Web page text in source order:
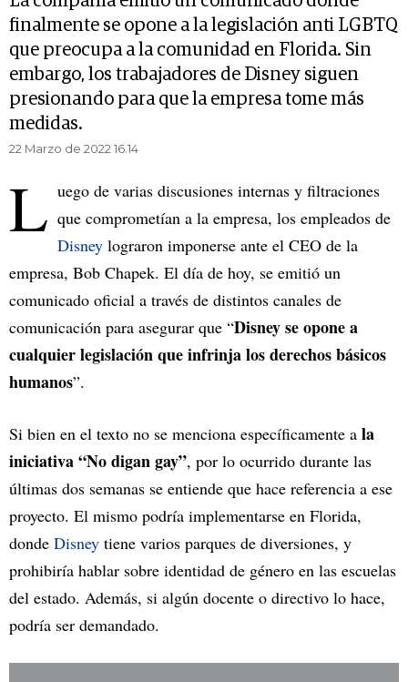
finalmente se opone a la legislación anti LGBTQ
que preocupa a la comunidad en Florida. Sin
embargo, los trabajadores de Disney siguen
presionando para que la empresa tome más
medidas.
22 Marzo de 2022 16.14
L uego de varias discusiones internas y filtraciones
que comprometían a la empresa, los empleados de
Disney lograron imponerse ante el CEO de la
empresa, Bob Chapek. El día de hoy, se emitió un
comunicado oficial a través de distintos canales de
comunicación para asegurar que “Disney se opone a
cualquier legislación que infrinja los derechos básicos
humanos”.
Si bien en el texto no se menciona específicamente a la
iniciativa “No digan gay”, por lo ocurrido durante las
últimas dos semanas se entiende que hace referencia a ese
proyecto. El mismo podría implementarse en Florida,
donde Disney tiene varios parques de diversiones, y
prohibiría hablar sobre identidad de género en las escuelas
del estado. Además, si algún docente o directivo lo hace,
podría ser demandado.